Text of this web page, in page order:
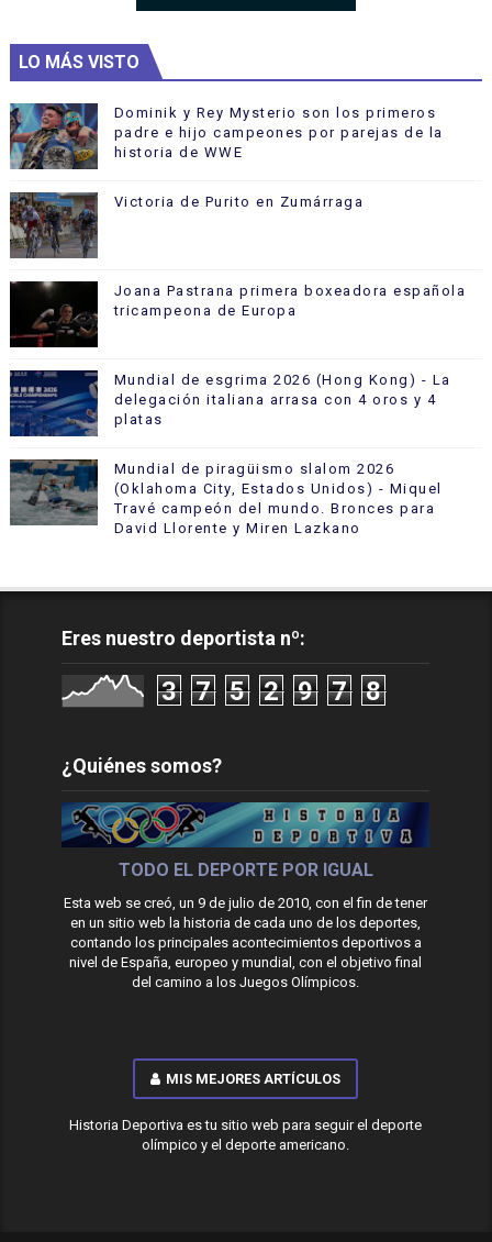
LO MÁS VISTO
Dominik y Rey Mysterio son los primeros
padre e hijo campeones por parejas de la
historia de WWE
Victoria de Purito en Zumárraga
Joana Pastrana primera boxeadora española
tricampeona de Europa
Mundial de esgrima 2026 (Hong Kong) - La
delegación italiana arrasa con 4 oros y 4
platas
Mundial de piragüismo slalom 2026
(Oklahoma City, Estados Unidos) - Miquel
Travé campeón del mundo. Bronces para
David Llorente y Miren Lazkano
Eres nuestro deportista nº:
3 7 5 2 9 7 8
¿Quiénes somos?
TODO EL DEPORTE POR IGUAL
Esta web se creó, un 9 de julio de 2010, con el fin de tener
en un sitio web la historia de cada uno de los deportes,
contando los principales acontecimientos deportivos a
nivel de España, europeo y mundial, con el objetivo final
del camino a los Juegos Olímpicos.
MIS MEJORES ARTÍCULOS
Historia Deportiva es tu sitio web para seguir el deporte
olímpico y el deporte americano.